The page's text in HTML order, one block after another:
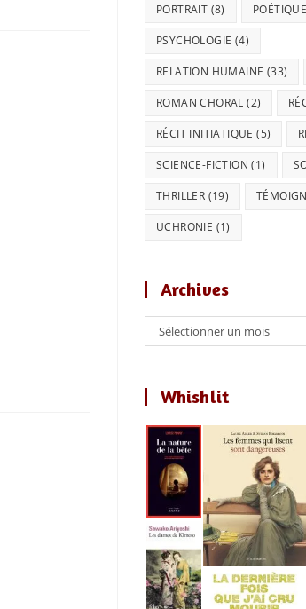
PORTRAIT (8) POÉTIQUE
PSYCHOLOGIE (4)
RELATION HUMAINE (33)
ROMAN CHORAL (2)
RÉCIT INITIATIQUE (5)
SCIENCE-FICTION (1)
THRILLER (19)
UCHRONIE (1)
Archives
Archives
Sélectionner un mois
Whishlit